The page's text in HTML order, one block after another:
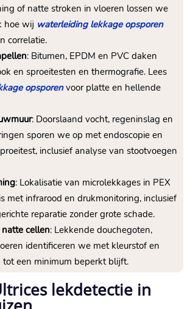
of natte stroken in vloeren lossen we
hoe wij waterleiding lekkage opsporen
correlatie.​
: Bitumen, EPDM en PVC daken
en sproeitesten en thermografie.​ Lees
opsporenvoor platte en hellende
: Doorslaand vocht, regeninslag en
sporen we op met endoscopie en
inclusief analyse van stootvoegen
: Lokalisatie van microlekkages in PEX
met infrarood en drukmonitoring, inclusief
reparatie zonder grote schade.​
cellen: Lekkende douchegoten,
identificeren we met kleurstof en
tot een minimum beperkt blijft.​
lekdetectie in